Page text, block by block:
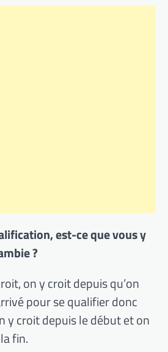
est-ce que vous y
?
on y croit depuis qu’on
pour se qualifier donc
y croit depuis le début et on
fin.